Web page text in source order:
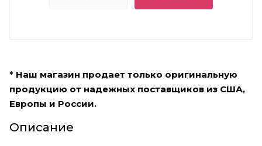
* Наш магазин продает только оригинальную
продукцию от надежных поставщиков из США,
Европы и России.
Описание